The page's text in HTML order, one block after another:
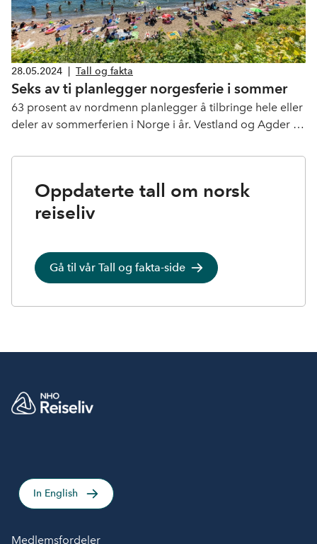
28.05.2024 Tall og fakta
Seks av ti planlegger norgesferie i sommer
63 prosent av nordmenn planlegger å tilbringe hele eller
deler av sommerferien i Norge i år. Vestland og Agder er
Nord-Norge.
Oppdaterte tall om norsk
reiseliv
Gå til vår Tall og fakta-side
In English
Medlemsfordeler